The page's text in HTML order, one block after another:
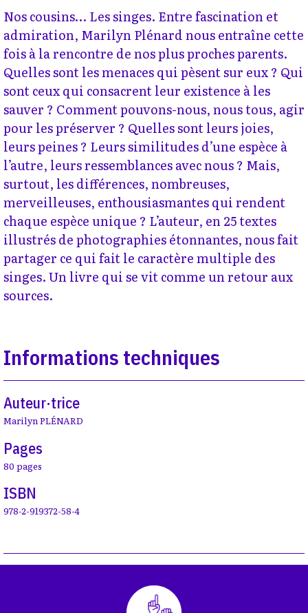
Nos cousins… Les singes. Entre fascination et
admiration, Marilyn Plénard nous entraîne cette
fois à la rencontre de nos plus proches parents.
Quelles sont les menaces qui pèsent sur eux ? Qui
sont ceux qui consacrent leur existence à les
sauver ? Comment pouvons-nous, nous tous, agir
pour les préserver ? Quelles sont leurs joies,
leurs peines ? Leurs similitudes d’une espèce à
l’autre, leurs ressemblances avec nous ? Mais,
surtout, les différences, nombreuses,
merveilleuses, enthousiasmantes qui rendent
chaque espèce unique ? L’auteur, en 25 textes
illustrés de photographies étonnantes, nous fait
partager ce qui fait le caractère multiple des
singes. Un livre qui se vit comme un retour aux
sources.
Informations techniques
Auteur·trice
Marilyn PLÉNARD
Pages
80 pages
ISBN
978-2-919372-58-4